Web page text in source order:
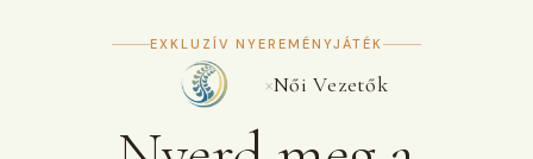
EXKLUZÍV NYEREMÉNYJÁTÉK
×Női Vezetők